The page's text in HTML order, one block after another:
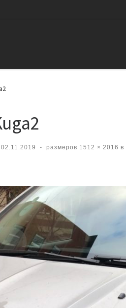
02.11.2019 - размеров 1512 × 2016 в